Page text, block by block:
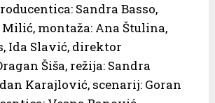
Sandra Basso,
montaža: Ana Štulina,
Ida Slavić, direktor
Šiša, režija: Sandra
Karajlović, scenarij: Goran